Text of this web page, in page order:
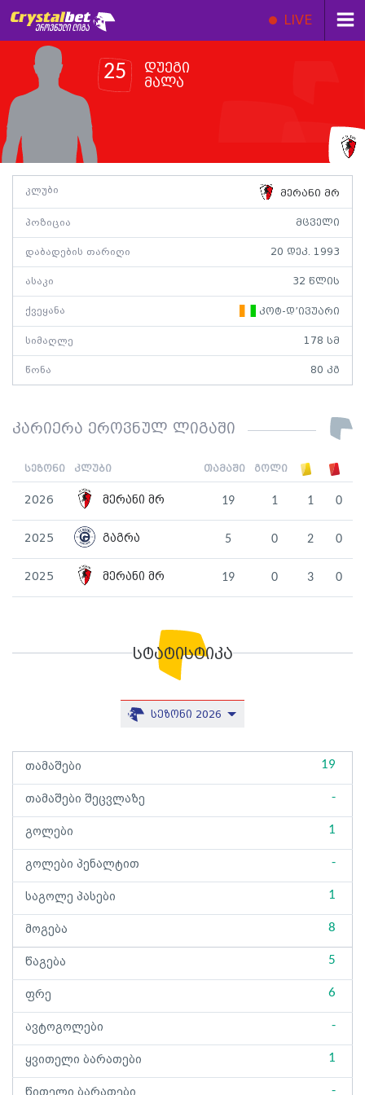
LIVE
25
დუეგი
მალა
კლუბი მერანი მრ
პოზიცია მცველი
დაბადების თარიღი 20 დეკ. 1993
ასაკი 32 წლის
ქვეყანა კოტ-დ’ივუარი
სიმაღლე 178 სმ
წონა 80 კგ
კარიერა ეროვნულ ლიგაში
სეზონი კლუბი თამაში გოლი
2026 მერანი მრ 19 1 1 0
2025 გაგრა 5 0 2 0
2025 მერანი მრ 19 0 3 0
სტატისტიკა
სეზონი 2026
თამაშები 19
თამაშები შეცვლაზე -
გოლები 1
გოლები პენალტით -
საგოლე პასები 1
მოგება 8
წაგება 5
ფრე 6
ავტოგოლები -
ყვითელი ბარათები 1
-